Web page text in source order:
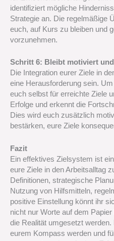
identifiziert mögliche
Strategie an. Die regelmäßige
euch, auf Kurs zu bleiben und
vorzunehmen.
Schritt 6: Bleibt motiviert
Die Integration eurer Ziele in
eine Herausforderung sein.
euch selbst für erreichte Ziele
Erfolge und erkennt die
Dies wird euch zusätzlich
bestärken, eure Ziele
Fazit
Ein effektives Zielsystem ist
eure Ziele in den Arbeitsalltag
Definitionen, strategische
Nutzung von Hilfsmitteln,
positive Einstellung könnt ihr
nicht nur Worte auf dem
die Realität umgesetzt
eurem Kompass werden und